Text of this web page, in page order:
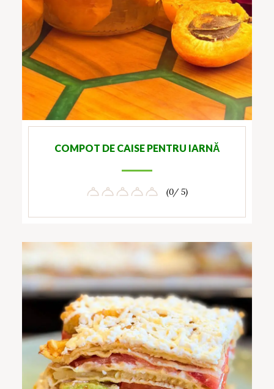
COMPOT DE CAISE PENTRU IARNĂ
(0/ 5)